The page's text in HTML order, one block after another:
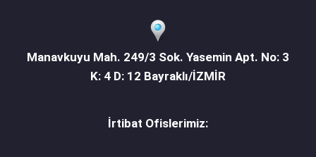
Manavkuyu Mah. 249/3 Sok. Yasemin Apt. No: 3
K: 4 D: 12 Bayraklı/İZMİR
İrtibat Ofislerimiz: